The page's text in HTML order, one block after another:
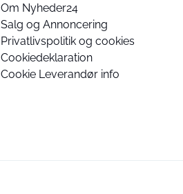
Om Nyheder24
Salg og Annoncering
Privatlivspolitik og cookies
Cookiedeklaration
Cookie Leverandør info